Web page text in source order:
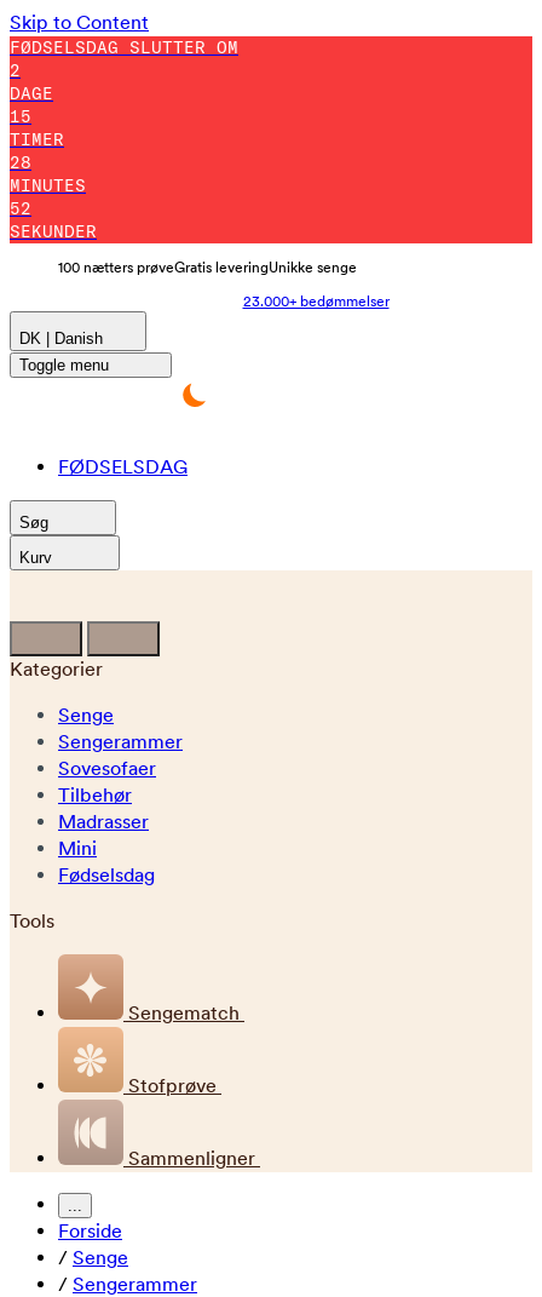
Skip to Content
FØDSELSDAG SLUTTER OM
2
DAGE
15
TIMER
28
MINUTES
42
SEKUNDER
100 nætters prøveGratis leveringUnikke senge
23.000+ bedømmelser
DK | Danish
Toggle menu
FØDSELSDAG
Søg
Kurv
Kategorier
Senge
Sengerammer
Sovesofaer
Tilbehør
Madrasser
Mini
Fødselsdag
Tools
Sengematch
Stofprøve
Sammenligner
...
Forside
/ Senge
/ Sengerammer